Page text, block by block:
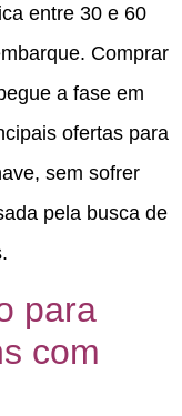
entre 30 e 60
Comprar
a fase em
ofertas para
sem sofrer
pela busca de
para
com